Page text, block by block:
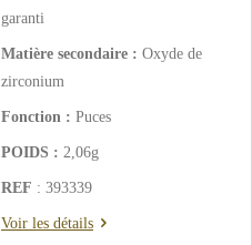
garanti
Matière secondaire : Oxyde de
zirconium
Fonction : Puces
POIDS : 2,06g
REF : 393339
Voir les détails